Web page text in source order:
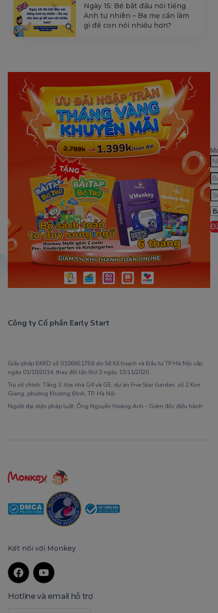
Ngày 15: Bé bắt đầu nói tiếng
Anh tự nhiên – Ba mẹ cần làm
gì để con nói nhiều hơn?
Công ty Cổ phần Early Start
Giấy phép ĐKKD số 0106651756 do Sở Kế hoạch và Đầu tư TP Hà Nội cấp
ngày 01/10/2014, thay đổi lần thứ 3 ngày 13/11/2020
Trụ sở chính: Tầng 3, tòa nhà G4 và G5, dự án Five Star Garden, số 2 Kim
Giang, phường Khương Đình, TP. Hà Nội
Người đại diện pháp luật: Ông Nguyễn Hoàng Anh - Giám đốc điều hành
Kết nối với Monkey
Hotline và email hỗ trợ